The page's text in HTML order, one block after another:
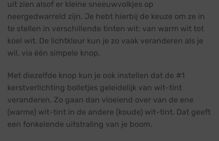
uit zien alsof er kleine sneeuwvolkjes op
neergedwarreld zijn. Je hebt hierbij de keuze om ze in
te stellen in verschillende tinten wit: van warm wit tot
koel wit. De lichtkleur kun je zo vaak veranderen als je
wil, via één simpele knop.
Met diezelfde knop kun je ook instellen dat de #1
kerstverlichting bolletjes geleidelijk van wit-tint
veranderen. Zo gaan dan vloeiend over van de ene
(warme) wit-tint in de andere (koude) wit-tint. Dat geeft
een fonkelende uitstraling van je boom.